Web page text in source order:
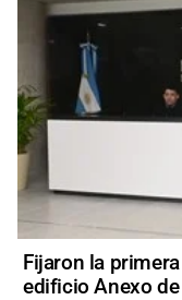
Fijaron la
edificio Anexo